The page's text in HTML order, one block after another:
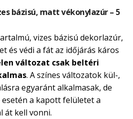
bázisú, matt vékonylazúr – 5
vizes bázisú dekorlazúr,
és védi a fát az időjárás káros
változat csak beltéri
. A színes változatok kül-,
egyaránt alkalmasak, de
a kapott felületet a
át kell vonni.